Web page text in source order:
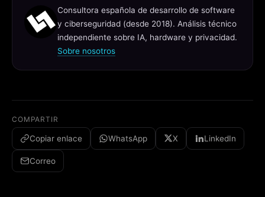
Consultora española de desarrollo de software
y ciberseguridad (desde 2018). Análisis técnico
independiente sobre IA, hardware y privacidad.
Sobre nosotros
COMPARTIR
Copiar enlace WhatsApp X LinkedIn
Correo